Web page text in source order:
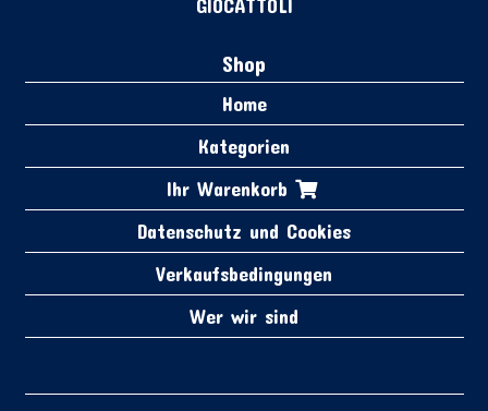
GIOCATTOLI
Shop
Home
Kategorien
Ihr Warenkorb
Datenschutz und Cookies
Verkaufsbedingungen
Wer wir sind